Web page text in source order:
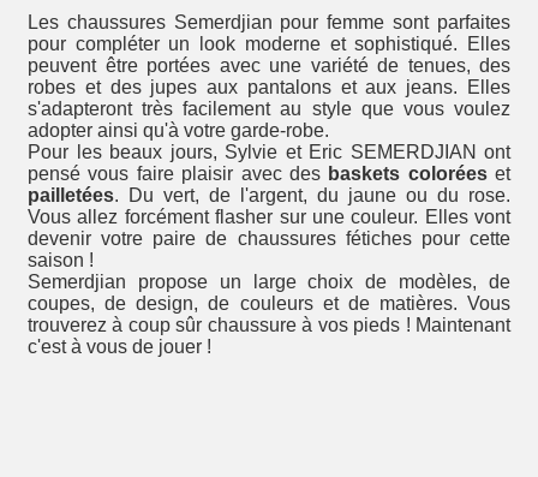
Les chaussures Semerdjian pour femme sont parfaites
pour compléter un look moderne et sophistiqué. Elles
peuvent être portées avec une variété de tenues, des
robes et des jupes aux pantalons et aux jeans. Elles
s'adapteront très facilement au style que vous voulez
adopter ainsi qu'à votre garde-robe.
Pour les beaux jours, Sylvie et Eric SEMERDJIAN ont
pensé vous faire plaisir avec des baskets coloréeset
pailletées. Du vert, de l'argent, du jaune ou du rose.
Vous allez forcément flasher sur une couleur. Elles vont
devenir votre paire de chaussures fétiches pour cette
saison !
Semerdjian propose un large choix de modèles, de
coupes, de design, de couleurs et de matières. Vous
trouverez à coup sûr chaussure à vos pieds ! Maintenant
c'est à vous de jouer !